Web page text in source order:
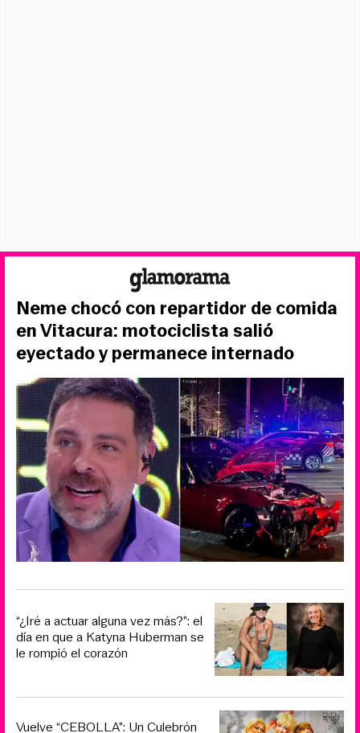
Neme chocó con repartidor de comida
en Vitacura: motociclista salió
eyectado y permanece internado
“¿Iré a actuar alguna vez más?”: el
día en que a Katyna Huberman se
le rompió el corazón
Vuelve “CEBOLLA”: Un Culebrón